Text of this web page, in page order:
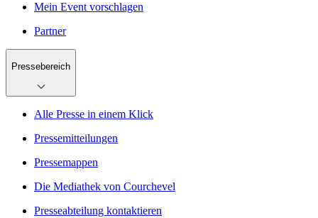
Mein Event vorschlagen
Partner
Pressebereich
Alle Presse in einem Klick
Pressemitteilungen
Pressemappen
Die Mediathek von Courchevel
Presseabteilung kontaktieren